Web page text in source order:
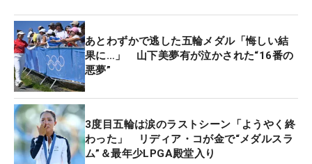
あとわずかで逃した五輪メダル「悔しい結
果に…」 山下美夢有が泣かされた“16番の
悪夢”
3度目五輪は涙のラストシーン「ようやく終
わった」 リディア・コが金で“メダルスラ
ム”＆最年少LPGA殿堂入り